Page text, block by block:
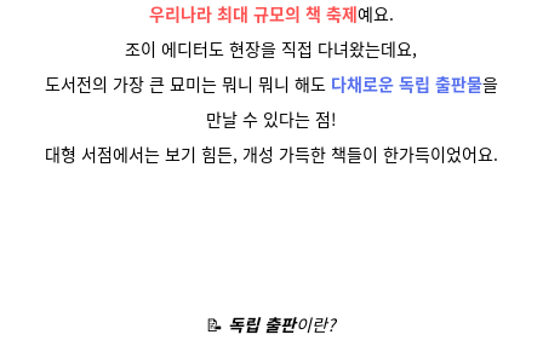
우리나라 최대 규모의 책 축제예요.
조이 에디터도 현장을 직접 다녀왔는데요,
도서전의 가장 큰 묘미는 뭐니 뭐니 해도 다채로운 독립 출판물을
만날 수 있다는 점!
대형 서점에서는 보기 힘든, 개성 가득한 책들이 한가득이었어요.
📝 독립 출판이란?